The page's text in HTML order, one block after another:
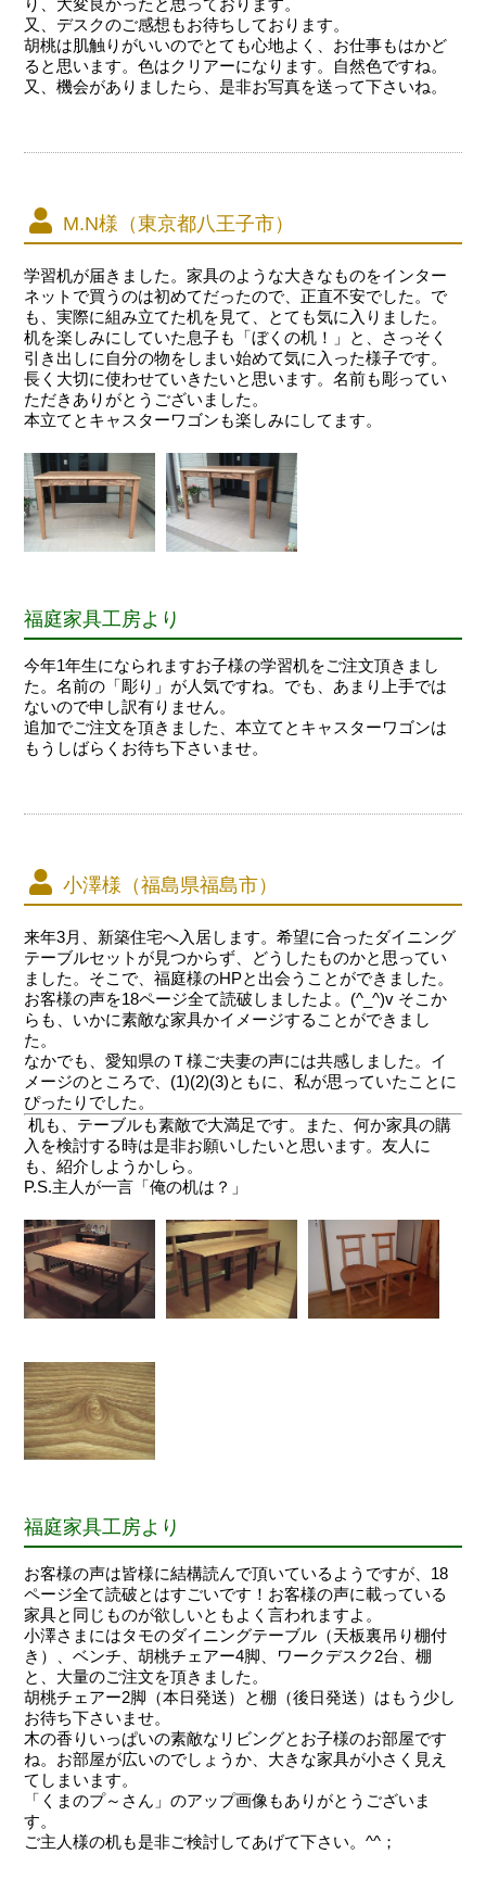
り、大変良かったと思っております。
又、デスクのご感想もお待ちしております。
胡桃は肌触りがいいのでとても心地よく、お仕事もはかど
ると思います。色はクリアーになります。自然色ですね。
又、機会がありましたら、是非お写真を送って下さいね。
M.N様（東京都八王子市）
学習机が届きました。家具のような大きなものをインター
ネットで買うのは初めてだったので、正直不安でした。で
も、実際に組み立てた机を見て、とても気に入りました。
机を楽しみにしていた息子も「ぼくの机！」と、さっそく
引き出しに自分の物をしまい始めて気に入った様子です。
長く大切に使わせていきたいと思います。名前も彫ってい
ただきありがとうございました。
本立てとキャスターワゴンも楽しみにしてます。
福庭家具工房より
今年1年生になられますお子様の学習机をご注文頂きまし
た。名前の「彫り」が人気ですね。でも、あまり上手では
ないので申し訳有りません。
追加でご注文を頂きました、本立てとキャスターワゴンは
もうしばらくお待ち下さいませ。
小澤様（福島県福島市）
来年3月、新築住宅へ入居します。希望に合ったダイニング
テーブルセットが見つからず、どうしたものかと思ってい
ました。そこで、福庭様のHPと出会うことができました。
お客様の声を18ページ全て読破しましたよ。(^_^)v そこか
らも、いかに素敵な家具かイメージすることができまし
た。
なかでも、愛知県のＴ様ご夫妻の声には共感しました。イ
メージのところで、(1)(2)(3)ともに、私が思っていたことに
ぴったりでした。
机も、テーブルも素敵で大満足です。また、何か家具の購
入を検討する時は是非お願いしたいと思います。友人に
も、紹介しようかしら。
P.S.主人が一言「俺の机は？」
福庭家具工房より
お客様の声は皆様に結構読んで頂いているようですが、18
ページ全て読破とはすごいです！お客様の声に載っている
家具と同じものが欲しいともよく言われますよ。
小澤さまにはタモのダイニングテーブル（天板裏吊り棚付
き）、ベンチ、胡桃チェアー4脚、ワークデスク2台、棚
と、大量のご注文を頂きました。
胡桃チェアー2脚（本日発送）と棚（後日発送）はもう少し
お待ち下さいませ。
木の香りいっぱいの素敵なリビングとお子様のお部屋です
ね。お部屋が広いのでしょうか、大きな家具が小さく見え
てしまいます。
「くまのプ～さん」のアップ画像もありがとうございま
す。
ご主人様の机も是非ご検討してあげて下さい。^^；